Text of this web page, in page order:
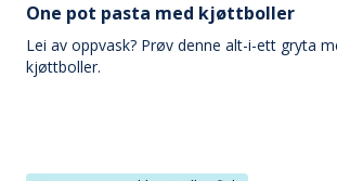
One pot pasta med kjøttboller
Lei av oppvask? Prøv denne alt-i-ett gryta
kjøttboller.